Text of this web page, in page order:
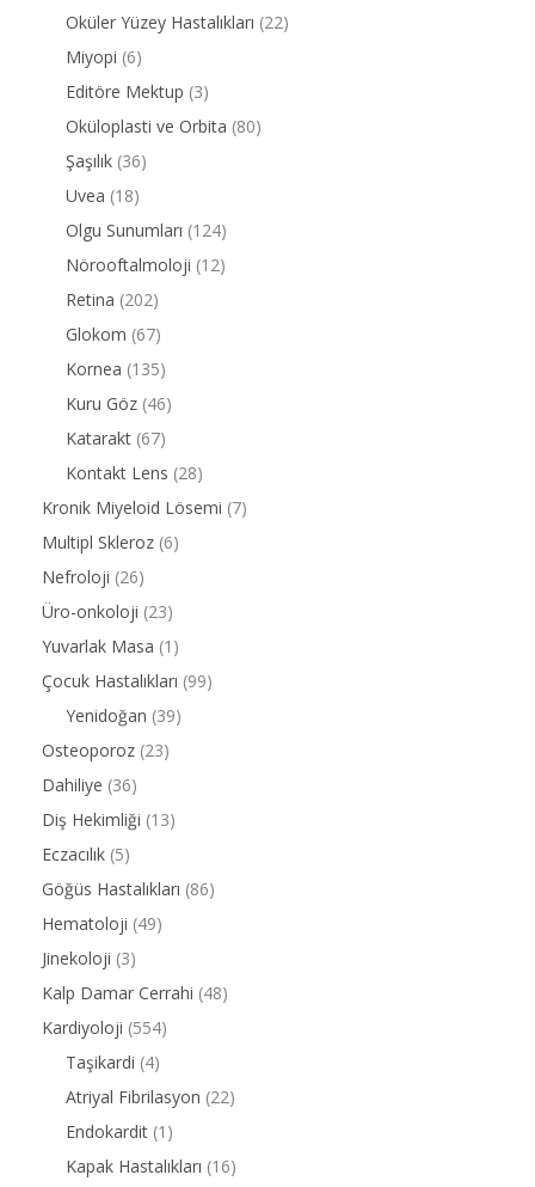
Oküler Yüzey Hastalıkları (22)
Miyopi (6)
Editöre Mektup (3)
Oküloplasti ve Orbita (80)
Şaşılık (36)
Uvea (18)
Olgu Sunumları (124)
Nörooftalmoloji (12)
Retina (202)
Glokom (67)
Kornea (135)
Kuru Göz (46)
Katarakt (67)
Kontakt Lens (28)
Kronik Miyeloid Lösemi (7)
Multipl Skleroz (6)
Nefroloji (26)
Üro-onkoloji (23)
Yuvarlak Masa (1)
Çocuk Hastalıkları (99)
Yenidoğan (39)
Osteoporoz (23)
Dahiliye (36)
Diş Hekimliği (13)
Eczacılık (5)
Göğüs Hastalıkları (86)
Hematoloji (49)
Jinekoloji (3)
Kalp Damar Cerrahi (48)
Kardiyoloji (554)
Taşikardi (4)
Atriyal Fibrilasyon (22)
Endokardit (1)
Kapak Hastalıkları (16)